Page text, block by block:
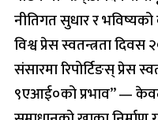
नीतिगत सुधार र भविष्यको
विश्व प्रेस स्वतन्त्रता
संसारमा रिपोर्टिङस् प्रेस
९एआई०को प्रभाव” —